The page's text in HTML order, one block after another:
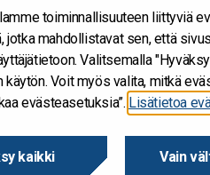
toiminnallisuuteen liittyviä
jotka mahdollistavat sen, että
Valitsemalla
käytön. Voit myös valita, mitkä
evästeasetuksia”. Lisätietoa
kaikki Vain